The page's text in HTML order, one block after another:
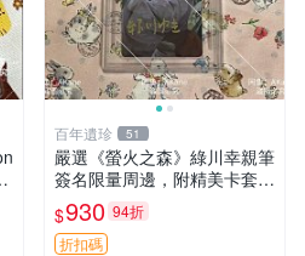
百年遺珍 51
嚴選《螢火之森》綠川幸親筆
簽名限量周邊，附精美卡套收
藏 螢火之森 親筆簽名 周邊收
藏
$930 94折
折扣碼